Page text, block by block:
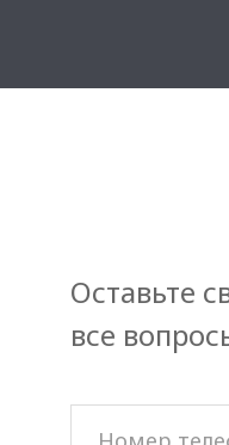
Оставьте
все